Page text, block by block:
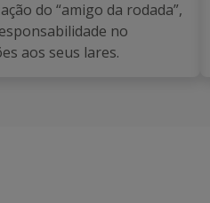
do “amigo da rodada”,
no
aos seus lares.